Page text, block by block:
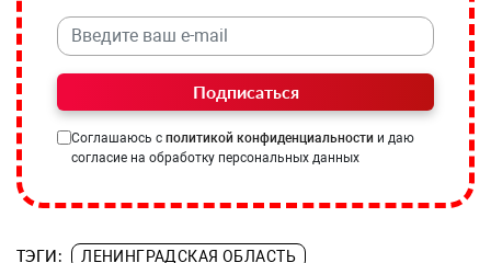
Подписаться
Соглашаюсь с политикой конфиденциальности и даю
согласие на обработку персональных данных
ТЭГИ: ЛЕНИНГРАДСКАЯ ОБЛАСТЬ